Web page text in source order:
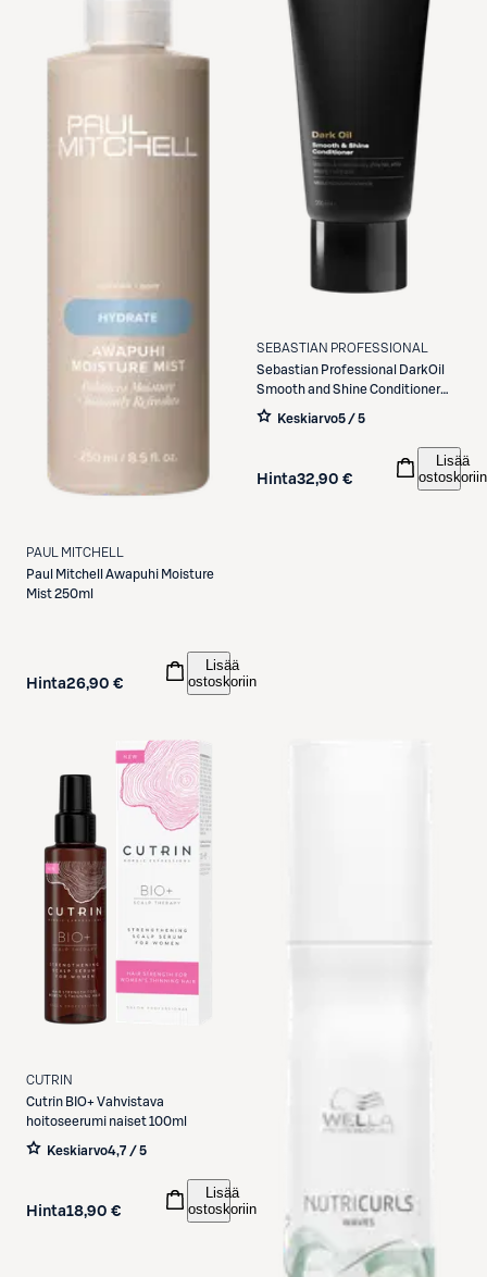
PAUL MITCHELL
Paul Mitchell
Awapuhi Moisture
Mist 250ml
Hinta26,90 €
Lisää
ostoskoriin
SEBASTIAN PROFESSIONAL
Sebastian Professional
DarkOil
Smooth and Shine Conditioner
200ml
Keskiarvo5 / 5
Hinta32,90 €
Lisää
ostoskoriin
CUTRIN
Cutrin BIO+ Vahvistava
hoitoseerumi naiset 100ml
Keskiarvo4,7 / 5
Hinta18,90 €
Lisää
ostoskoriin